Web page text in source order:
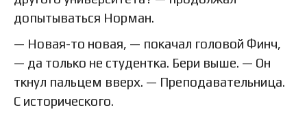
допытываться Норман.
— Новая-то новая, — покачал головой Финч,
— да только не студентка. Бери выше. — Он
ткнул пальцем вверх. — Преподавательница.
С исторического.